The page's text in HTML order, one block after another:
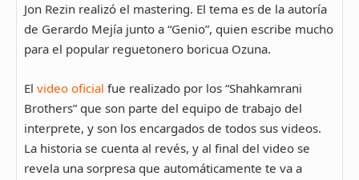
Jon Rezin realizó el mastering. El tema es de la autoría
de Gerardo Mejía junto a “Genio”, quien escribe mucho
para el popular reguetonero boricua Ozuna.
El video oficial fue realizado por los “Shahkamrani
Brothers” que son parte del equipo de trabajo del
interprete, y son los encargados de todos sus videos.
La historia se cuenta al revés, y al final del video se
revela una sorpresa que automáticamente te va a